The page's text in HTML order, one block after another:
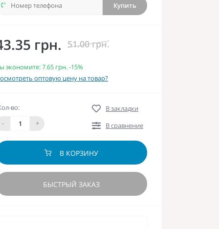
Купить
грн. 51.00 грн.
экономите:7.65 грн.-15%
оптовую цену на товар?
во:
-
+
В закладки
В сравнение
В КОРЗИНУ
БЫСТРЫЙ ЗАКАЗ